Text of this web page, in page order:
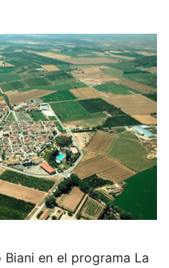
en el programa La